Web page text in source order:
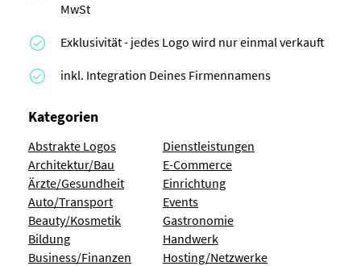
MwSt
Exklusivität - jedes Logo wird nur einmal verkauft
inkl. Integration Deines Firmennamens
Kategorien
Abstrakte Logos
Architektur/Bau
Ärzte/Gesundheit
Auto/Transport
Beauty/Kosmetik
Bildung
Business/Finanzen
Dienstleistungen
E-Commerce
Einrichtung
Events
Gastronomie
Handwerk
Hosting/Netzwerke